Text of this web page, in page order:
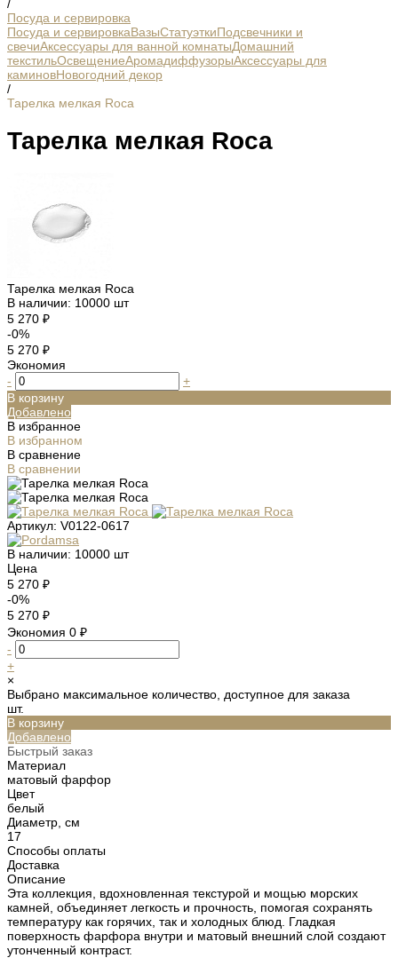
/
Посуда и сервировка
Посуда и сервировкаВазыСтатуэткиПодсвечники и
свечиАксессуары для ванной комнатыДомашний
текстильОсвещениеАромадиффузорыАксессуары для
каминовНовогодний декор
/
Тарелка мелкая Roca
Тарелка мелкая Roca
Тарелка мелкая Roca
В наличии: 10000 шт
5 270 ₽
-0%
5 270 ₽
Экономия
-
+
В корзину
Добавлено
В избранное
В избранном
В сравнение
В сравнении
Артикул: V0122-0617
В наличии: 10000 шт
Цена
5 270 ₽
-0%
5 270 ₽
Экономия 0 ₽
-
+
×
Выбрано максимальное количество, доступное для заказа
шт.
В корзину
Добавлено
Быстрый заказ
Материал
матовый фарфор
Цвет
белый
Диаметр, см
17
Способы оплаты
Доставка
Описание
Эта коллекция, вдохновленная текстурой и мощью морских
камней, объединяет легкость и прочность, помогая сохранять
температуру как горячих, так и холодных блюд. Гладкая
поверхность фарфора внутри и матовый внешний слой создают
утонченный контраст.